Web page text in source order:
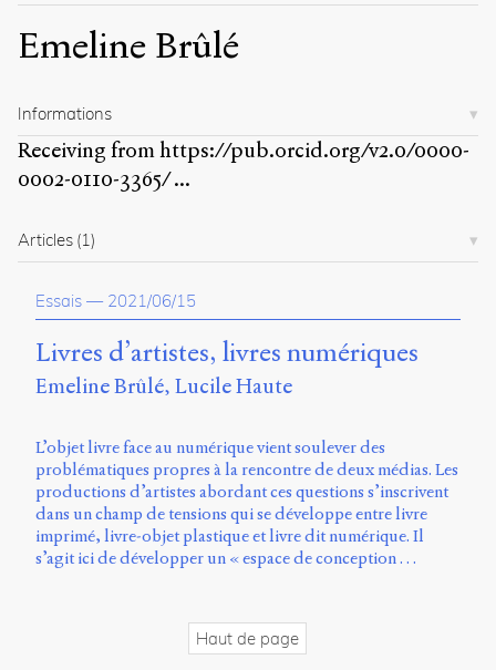
La
revue
Présentation
Publier
Contact
propos
site
Archipel
En
Mastodon
Université
de
Sherbrooke
Campus
de
Longueuil
Local
Emeline Brûlé
Informations
Receiving fromhttps://pub.orcid.org/v2.0/0000-
0002-0110-3365/...
Articles (1)
Essais — 2021/06/15
Livres d’artistes, livres numériques
Emeline Brûlé Lucile Haute
L’objet livre face au numérique vient soulever des
problématiques propres à la rencontre de deux médias. Les
productions d’artistes abordant ces questions s’inscrivent
dans un champ de tensions qui se développe entre livre
imprimé, livre-objet plastique et livre dit numérique. Il
s’agit ici de développer un « espace de conception …
Haut de page